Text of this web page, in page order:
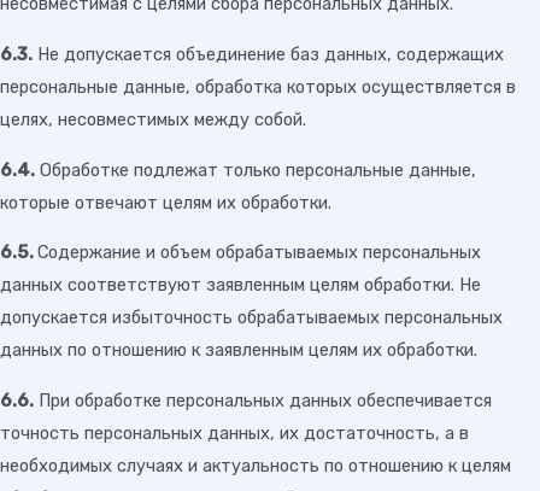
6.3. Не допускается объединение баз данных, содержащих
персональные данные, обработка которых осуществляется в
целях, несовместимых между собой.
6.4. Обработке подлежат только персональные данные,
которые отвечают целям их обработки.
6.5.Содержание и объем обрабатываемых персональных
данных соответствуют заявленным целям обработки. Не
допускается избыточность обрабатываемых персональных
данных по отношению к заявленным целям их обработки.
6.6. При обработке персональных данных обеспечивается
точность персональных данных, их достаточность, а в
необходимых случаях и актуальность по отношению к целям